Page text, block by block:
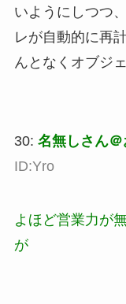
いようにしつつ
レが自動的に再
んとなくオブジ
30: 名無しさん
ID:Yro
よほど営業力が
が